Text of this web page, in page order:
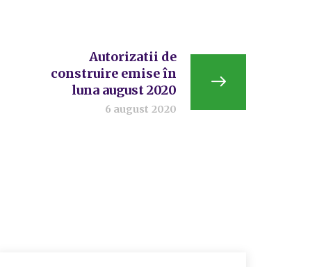
Autorizatii de
construire emise în
luna august 2020
6 august 2020